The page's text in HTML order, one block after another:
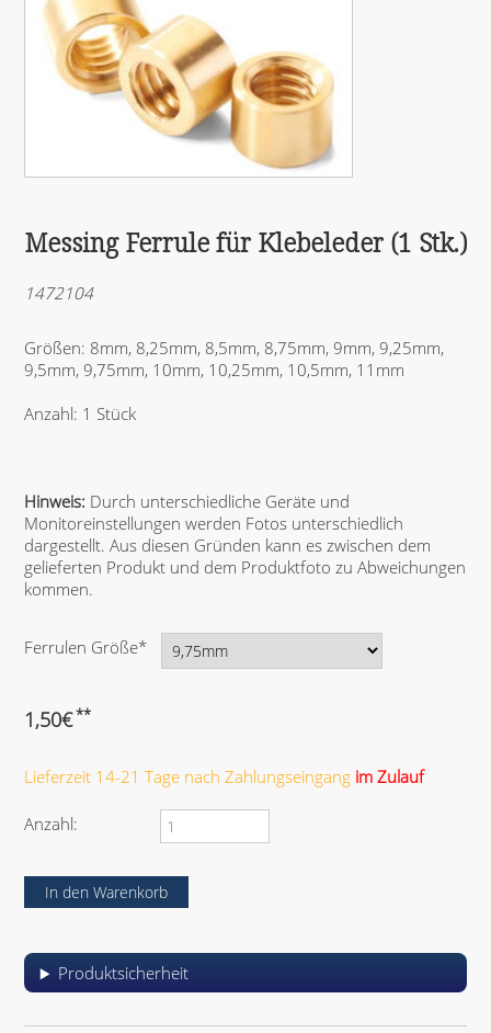
Messing Ferrule für Klebeleder (1 Stk.)
1472104
Größen: 8mm, 8,25mm, 8,5mm, 8,75mm, 9mm, 9,25mm,
9,5mm, 9,75mm, 10mm, 10,25mm, 10,5mm, 11mm
Anzahl: 1 Stück
Hinweis: Durch unterschiedliche Geräte und
Monitoreinstellungen werden Fotos unterschiedlich
dargestellt. Aus diesen Gründen kann es zwischen dem
gelieferten Produkt und dem Produktfoto zu Abweichungen
kommen.
P
i
c
t
e
Ferrulen Größe*
1,50€**
Lieferzeit 14-21 Tage nach Zahlungseingang im Zulauf
Anzahl:
Produktsicherheit